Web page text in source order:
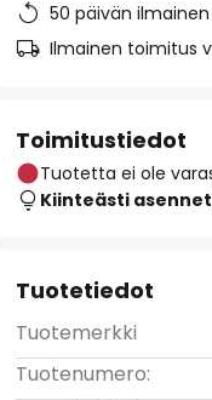
50 päivän
Ilmainen toimitus
Toimitustiedot
Tuotetta ei ole
Kiinteästi
Tuotetiedot
Tuotemerkki
Tuotenumero: